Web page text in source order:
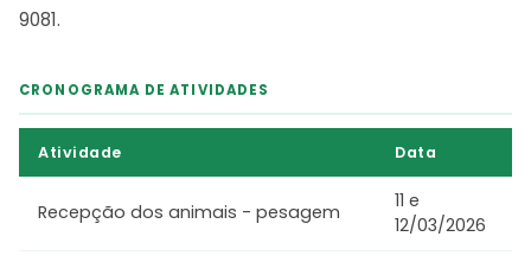
9081.
CRONOGRAMA DE ATIVIDADES
Atividade Data
Recepção dos animais - pesagem
11 e
12/03/2026